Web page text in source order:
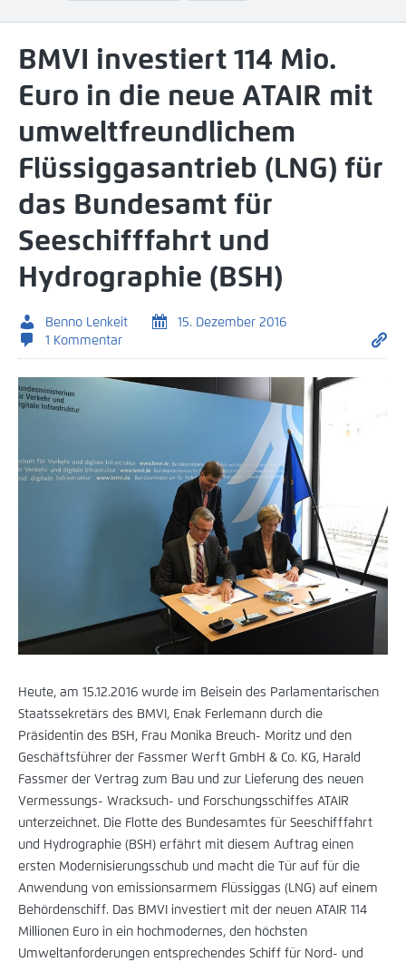
BMVI investiert 114 Mio.
Euro in die neue ATAIR mit
umweltfreundlichem
Flüssiggasantrieb (LNG) für
das Bundesamt für
Seeschifffahrt und
Hydrographie (BSH)
Benno Lenkeit
15. Dezember 2016
1 Kommentar
Heute, am 15.12.2016 wurde im Beisein des Parlamentarischen
Staatssekretärs des BMVI, Enak Ferlemann durch die
Präsidentin des BSH, Frau Monika Breuch- Moritz und den
Geschäftsführer der Fassmer Werft GmbH & Co. KG, Harald
Fassmer der Vertrag zum Bau und zur Lieferung des neuen
Vermessungs- Wracksuch- und Forschungsschiffes ATAIR
unterzeichnet. Die Flotte des Bundesamtes für Seeschifffahrt
und Hydrographie (BSH) erfährt mit diesem Auftrag einen
ersten Modernisierungsschub und macht die Tür auf für die
Anwendung von emissionsarmem Flüssiggas (LNG) auf einem
Behördenschiff. Das BMVI investiert mit der neuen ATAIR 114
Millionen Euro in ein hochmodernes, den höchsten
Umweltanforderungen entsprechendes Schiff für Nord- und